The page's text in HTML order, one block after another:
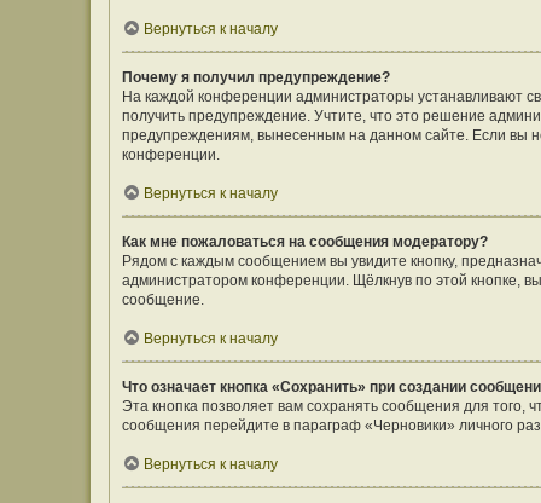
Вернуться к началу
Почему я получил предупреждение?
На каждой конференции администраторы устанавливают
получить предупреждение. Учтите, что это решение
предупреждениям, вынесенным на данном сайте. Если вы
конференции.
Вернуться к началу
Как мне пожаловаться на сообщения модератору?
Рядом с каждым сообщением вы увидите кнопку,
администратором конференции. Щёлкнув по этой кнопке,
сообщение.
Вернуться к началу
Что означает кнопка «Сохранить» при создании
Эта кнопка позволяет вам сохранять сообщения для того,
сообщения перейдите в параграф «Черновики» личного
Вернуться к началу